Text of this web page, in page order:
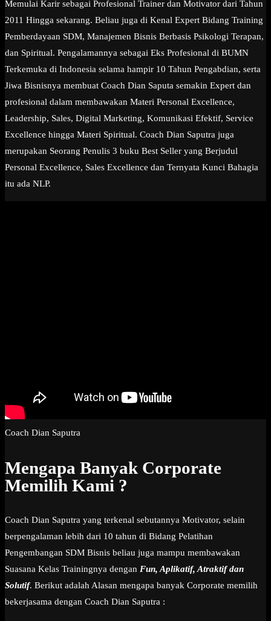
Memulai Karir sebagai Profesional Trainer dan Motivator dari Tahun
2011 Hingga sekarang. Beliau juga di Kenal Expert Bidang Training
Pemberdayaan SDM, Manajemen Bisnis Berbasis Psikologi Terapan,
dan Spiritual. Pengalamannya sebagai Eks Profesional di BUMN
Terkemuka di Indonesia selama hampir 10 Tahun Pengabdian, serta
Jiwa Bisnisnya membuat Coach Dian Saputa semakin Expert dan
profesional dalam membawakan Materi Personal Excellence,
Leadership, Sales, Digital Marketing, Komunikasi Efektif, Service
Excellence hingga Materi Spiritual. Coach Dian Saputra juga
merupakan Seorang Penulis 3 buku Best Seller yang Berjudul
Personal Excellence, Sales Excellence dan Ternyata Kunci Bahagia
itu ada NLP.
Coach Dian Saputra
Mengapa Banyak Corporate
Memilih Kami ?
Coach Dian Saputra yang terkenal sebutannya Motivator, selain
berpengalaman lebih dari 10 tahun di Bidang Pelatihan
Pengembangan SDM Bisnis beliau juga mampu membawakan
Suasana Kelas Trainingnya dengan Fun, Aplikatif, Atraktif dan
Solutif. Berikut adalah Alasan mengapa banyak Corporate memilih
bekerjasama dengan Coach Dian Saputra :